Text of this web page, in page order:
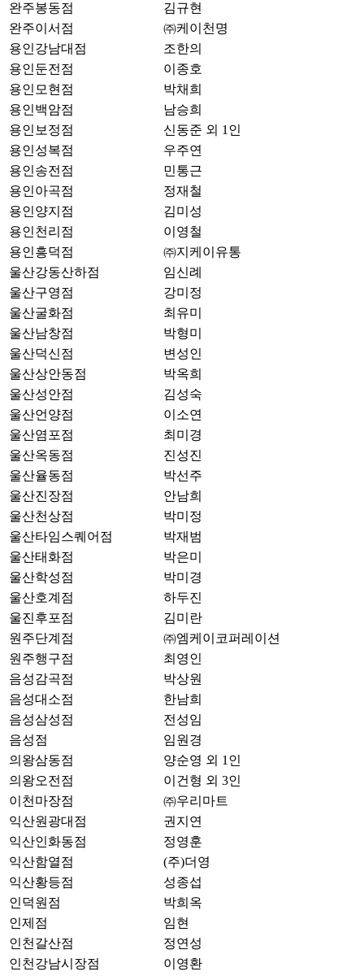
완주봉동점
김규현
완주이서점
㈜케이천명
용인강남대점
조한의
용인둔전점
이종호
용인모현점
박채희
용인백암점
남승희
용인보정점
신동준 외 1인
용인성복점
우주연
용인송전점
민통근
용인아곡점
정재철
용인양지점
김미성
용인천리점
이영철
용인흥덕점
㈜지케이유통
울산강동산하점
임신례
울산구영점
강미정
울산굴화점
최유미
울산남창점
박형미
울산덕신점
변성인
울산상안동점
박옥희
울산성안점
김성숙
울산언양점
이소연
울산염포점
최미경
울산옥동점
진성진
울산율동점
박선주
울산진장점
안남희
울산천상점
박미정
울산타임스퀘어점
박재범
울산태화점
박은미
울산학성점
박미경
울산호계점
하두진
울진후포점
김미란
원주단계점
㈜엠케이코퍼레이션
원주행구점
최영인
음성감곡점
박상원
음성대소점
한남희
음성삼성점
전성임
음성점
임원경
의왕삼동점
양순영 외 1인
의왕오전점
이건형 외 3인
이천마장점
㈜우리마트
익산원광대점
권지연
익산인화동점
정영훈
익산함열점
(주)더영
익산황등점
성종섭
인덕원점
박희옥
인제점
임현
인천갈산점
정연성
인천강남시장점
이영환